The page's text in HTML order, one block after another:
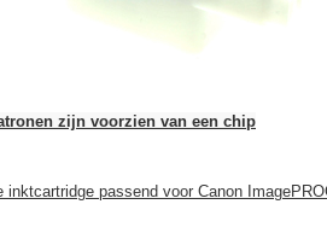
zijn voorzien van een chip
inktcartridge passend voor Canon